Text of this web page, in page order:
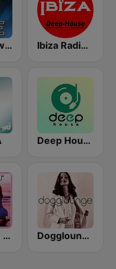
Tomorrowland Live Ibiza Radios - Deep House
Deep House Radio
100 BEST Ibiza Deep House Dogglounge Deep House Radio